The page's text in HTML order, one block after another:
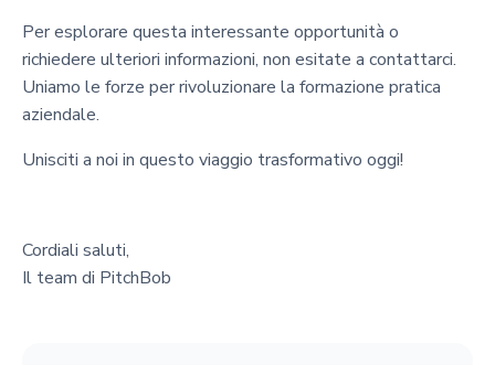
Per esplorare questa interessante opportunità o
richiedere ulteriori informazioni, non esitate a contattarci.
Uniamo le forze per rivoluzionare la formazione pratica
aziendale.
Unisciti a noi in questo viaggio trasformativo oggi!
Cordiali saluti,
Il team di PitchBob